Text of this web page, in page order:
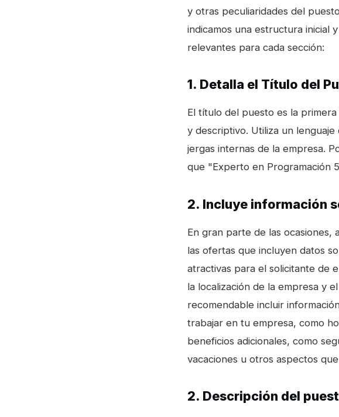
y otras peculiaridades del
indicamos una estructura inicial
relevantes para cada sección:
1. Detalla el Título del
El título del puesto es la
y descriptivo. Utiliza un
jergas internas de la empresa.
que "Experto en Programación
2. Incluye información
En gran parte de las ocasiones,
las ofertas que incluyen datos
atractivas para el solicitante de
la localización de la empresa y
recomendable incluir
trabajar en tu empresa, como
beneficios adicionales, como
vacaciones u otros aspectos
2. Descripción del